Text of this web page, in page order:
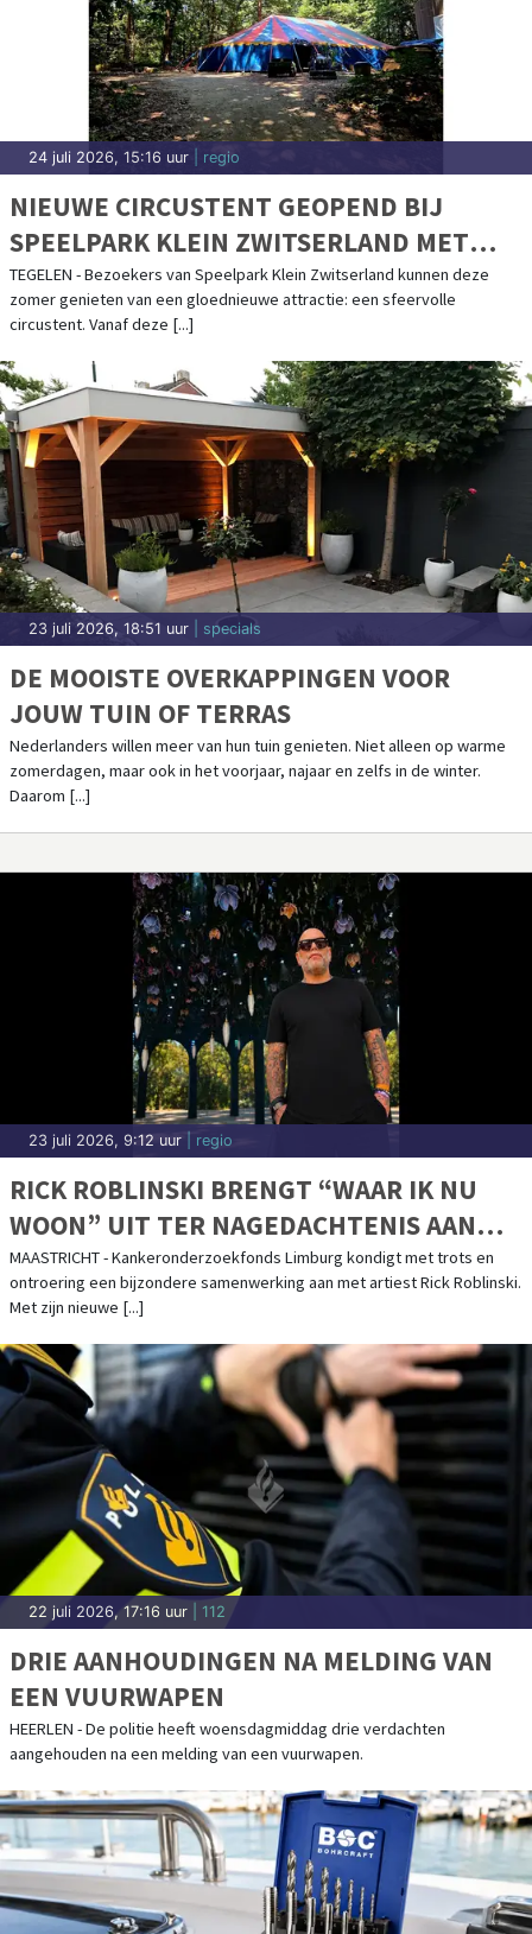
24 juli 2026, 15:16 uur | regio
NIEUWE CIRCUSTENT GEOPEND BIJ
SPEELPARK KLEIN ZWITSERLAND MET
MAGISCHE KINDERSHOWS
TEGELEN - Bezoekers van Speelpark Klein Zwitserland kunnen deze
zomer genieten van een gloednieuwe attractie: een sfeervolle
circustent. Vanaf deze [...]
23 juli 2026, 18:51 uur | specials
DE MOOISTE OVERKAPPINGEN VOOR
JOUW TUIN OF TERRAS
Nederlanders willen meer van hun tuin genieten. Niet alleen op warme
zomerdagen, maar ook in het voorjaar, najaar en zelfs in de winter.
Daarom [...]
23 juli 2026, 9:12 uur | regio
RICK ROBLINSKI BRENGT “WAAR IK NU
WOON” UIT TER NAGEDACHTENIS AAN
IVO HAAGEN EN STEUNT
KANKERONDERZOEKFONDS LIMBURG
MAASTRICHT - Kankeronderzoekfonds Limburg kondigt met trots en
ontroering een bijzondere samenwerking aan met artiest Rick Roblinski.
Met zijn nieuwe [...]
22 juli 2026, 17:16 uur | 112
DRIE AANHOUDINGEN NA MELDING VAN
EEN VUURWAPEN
HEERLEN - De politie heeft woensdagmiddag drie verdachten
aangehouden na een melding van een vuurwapen.